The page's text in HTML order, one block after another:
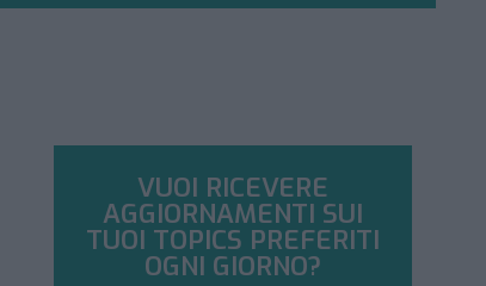
VUOI RICEVERE
AGGIORNAMENTI SUI
TUOI TOPICS PREFERITI
OGNI GIORNO?